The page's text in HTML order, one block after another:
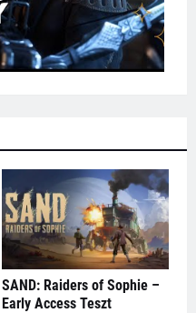
SAND: Raiders of Sophie –
Early Access Teszt